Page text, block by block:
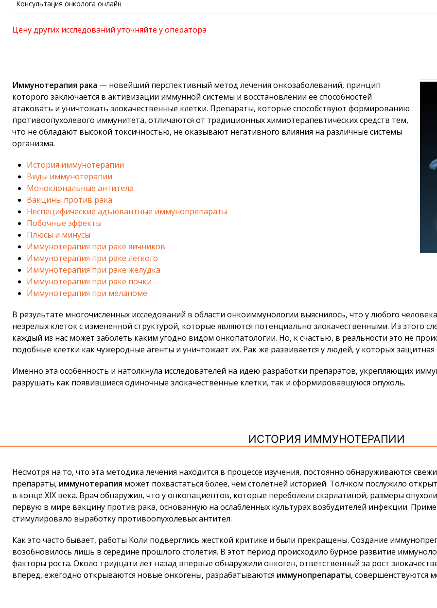
Консультация онколога онлайн
Цену других исследований уточняйте у оператора
Иммунотерапия рака — новейший перспективный метод лечения онкозаболеваний, принцип
которого заключается в активизации иммунной системы и восстановлении ее способностей
атаковать и уничтожать злокачественные клетки. Препараты, которые способствуют формированию
противоопухолевого иммунитета, отличаются от традиционных химиотерапевтических средств тем,
что не обладают высокой токсичностью, не оказывают негативного влияния на различные системы
организма.
История иммунотерапии
Виды иммунотерапии
Моноклональные антитела
Вакцины против рака
Неспецифические адъювантные иммунопрепараты
Побочные эффекты
Плюсы и минусы
Иммунотерапия при раке яичников
Иммунотерапия при раке легкого
Иммунотерапия при раке желудка
Иммунотерапия при раке почки
Иммунотерапия при меланоме
В результате многочисленных исследований в области онкоиммунологии выяснилось, что у любого
незрелых клеток с измененной структурой, которые являются потенциально злокачественными. Из этого
каждый из нас может заболеть каким угодно видом онкопатологии. Но, к счастью, в реальности это не
подобные клетки как чужеродные агенты и уничтожает их. Рак же развивается у людей, у которых защитная
Именно эта особенность и натолкнула исследователей на идею разработки препаратов, укрепляющих
разрушать как появившиеся одиночные злокачественные клетки, так и сформировавшуюся опухоль.
ИСТОРИЯ ИММУНОТЕРАПИИ
Несмотря на то, что эта методика лечения находится в процессе изучения, постоянно обнаруживаются
препараты, иммунотерапия может похвастаться более, чем столетней историей. Толчком послужило
в конце XIX века. Врач обнаружил, что у онкопациентов, которые переболели скарлатиной, размеры
первую в мире вакцину против рака, основанную на ослабленных культурах возбудителей инфекции.
стимулировало выработку противоопухолевых антител.
Как это часто бывает, работы Коли подверглись жесткой критике и были прекращены. Создание
возобновилось лишь в середине прошлого столетия. В этот период происходило бурное развитие
факторы роста. Около тридцати лет назад впервые обнаружили онкоген, ответственный за рост
вперед, ежегодно открываются новые онкогены, разрабатываются иммунопрепараты, совершенствуются